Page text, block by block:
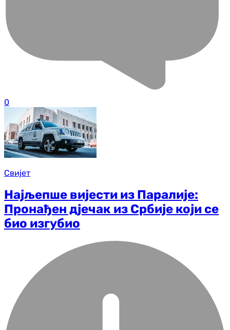
0
Свијет
Најљепше вијести из Паралије:
Пронађен дјечак из Србије који се
био изгубио